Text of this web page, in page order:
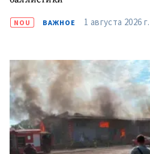
NOU ВАЖНОЕ 1 августа 2026